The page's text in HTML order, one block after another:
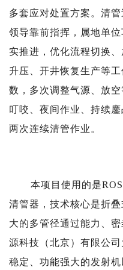
多套应对处置方案。清
领导靠前指挥，属地单
实推进，优化流程切换
升压、开井恢复生产等
数，多次调整气源、放
叮咬、夜间作业、持续
两次连续清管作业。
本项目使用的是
清管器，技术核心是折
大的多管径通过能力、
源科技（北京）有限公
稳定、功能强大的发射